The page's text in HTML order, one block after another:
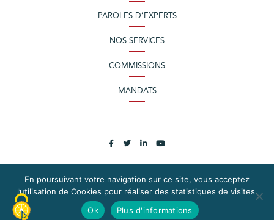
PAROLES D’EXPERTS
NOS SERVICES
COMMISSIONS
MANDATS
PLAN DU SITE
MENTIONS LÉGALES
CONTACTEZ LA CPME
En poursuivant votre navigation sur ce site, vous acceptez
l’utilisation de Cookies pour réaliser des statistiques de visites.
Ok
Plus d'informations